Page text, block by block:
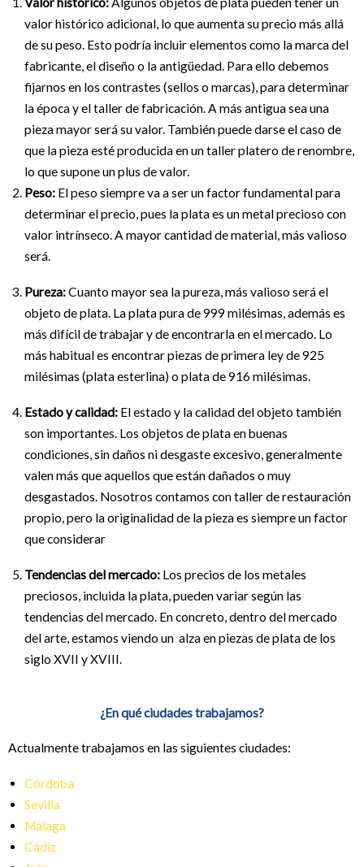
valor histórico adicional, lo que aumenta su precio más allá
de su peso. Esto podría incluir elementos como la marca del
fabricante, el diseño o la antigüedad. Para ello debemos
fijarnos en los contrastes (sellos o marcas), para determinar
la época y el taller de fabricación. A más antigua sea una
pieza mayor será su valor. También puede darse el caso de
que la pieza esté producida en un taller platero de renombre,
lo que supone un plus de valor.
Peso: El peso siempre va a ser un factor fundamental para
determinar el precio, pues la plata es un metal precioso con
valor intrínseco. A mayor cantidad de material, más valioso
será.
Pureza:Cuanto mayor sea la pureza, más valioso será el
objeto de plata. La plata pura de 999 milésimas, además es
más difícil de trabajar y de encontrarla en el mercado. Lo
más habitual es encontrar piezas de primera ley de 925
milésimas (plata esterlina) o plata de 916 milésimas.
Estado y calidad: El estado y la calidad del objeto también
son importantes. Los objetos de plata en buenas
condiciones, sin daños ni desgaste excesivo, generalmente
valen más que aquellos que están dañados o muy
desgastados. Nosotros contamos con taller de restauración
propio, pero la originalidad de la pieza es siempre un factor
que considerar
Tendencias del mercado: Los precios de los metales
preciosos, incluida la plata, pueden variar según las
tendencias del mercado. En concreto, dentro del mercado
del arte, estamos viendo un alza en piezas de plata de los
siglo XVII y XVIII.
¿En qué ciudades trabajamos?
Actualmente trabajamos en las siguientes ciudades:
Córdoba
Sevilla
Málaga
Cádiz